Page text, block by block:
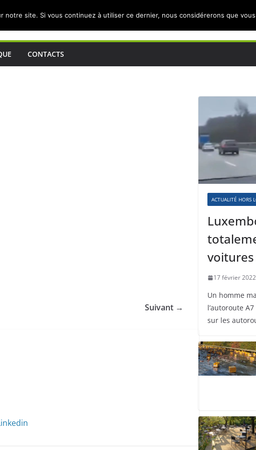
CONTACTS
Suivant →
ACTUALITÉ HORS
17 février 2022
Un homme
l’autoroute
sur les
site. Si vous continuez à utiliser ce dernier, nous considérerons que